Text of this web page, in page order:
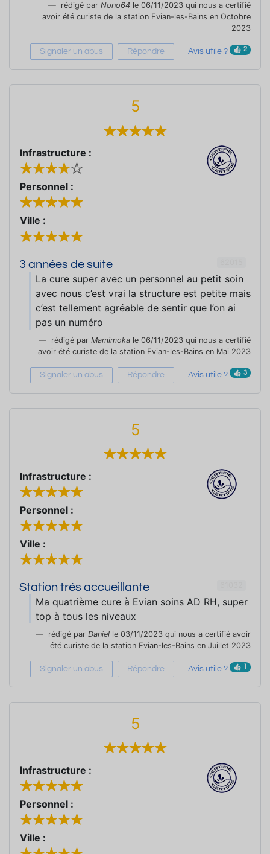
rédigé par Nono64 le 06/11/2023 qui nous a certifié
avoir été curiste de la station Evian-les-Bains en Octobre
2023
Signaler un abus Répondre Avis utile ? 2
5
Infrastructure :
Personnel :
Ville :
3 années de suite
La cure super avec un personnel au petit soin
avec nous c’est vrai la structure est petite mais
c’est tellement agréable de sentir que l’on ai
pas un numéro
rédigé par Mamimoka le 06/11/2023 qui nous a certifié
avoir été curiste de la station Evian-les-Bains en Mai 2023
Signaler un abus Répondre Avis utile ? 3
5
Infrastructure :
Personnel :
Ville :
Station trés accueillante
Ma quatrième cure à Evian soins AD RH, super
top à tous les niveaux
rédigé par Daniel le 03/11/2023 qui nous a certifié avoir
été curiste de la station Evian-les-Bains en Juillet 2023
Signaler un abus Répondre Avis utile ? 1
5
Infrastructure :
Personnel :
Ville :